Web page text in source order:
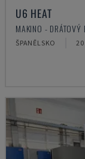
U6 HEAT
MAKINO - DRÁTOVÝ
ŠPANĚLSKO